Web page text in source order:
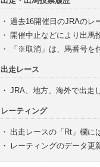
・ 過去16開催日のJRAのレ
・ 開催中止などにより出馬
・
「※取消」は、馬番号を
出走レース
・ JRA、地方、海外で出走
レーティング
・ 出走レースの「Rt」欄に
・
レーティングのデータ更